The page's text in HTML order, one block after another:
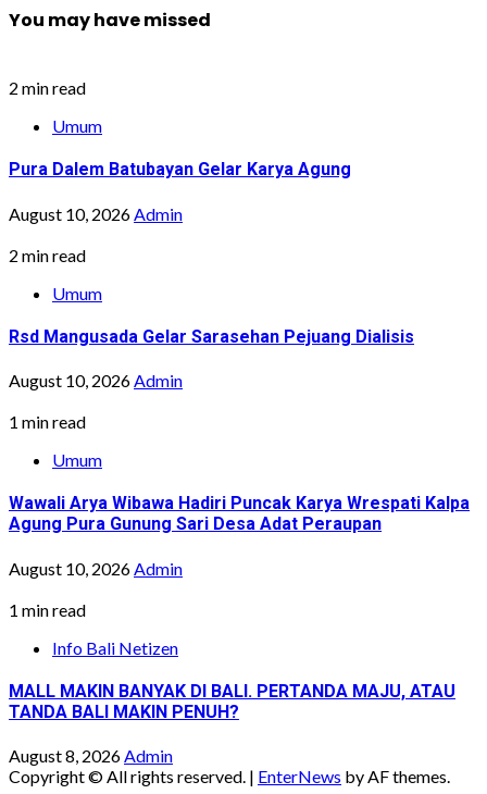
You may have missed
2 min read
Umum
Pura Dalem Batubayan Gelar Karya Agung
August 10, 2026 Admin
2 min read
Umum
Rsd Mangusada Gelar Sarasehan Pejuang Dialisis
August 10, 2026Admin
1 min read
Umum
Wawali Arya Wibawa Hadiri Puncak Karya Wrespati Kalpa
Agung Pura Gunung Sari Desa Adat Peraupan
August 10, 2026 Admin
1 min read
Info Bali Netizen
MALL MAKIN BANYAK DI BALI. PERTANDA MAJU, ATAU
TANDA BALI MAKIN PENUH?
August 8, 2026Admin
Copyright © All rights reserved. | EnterNews by AF themes.